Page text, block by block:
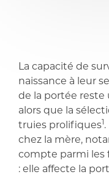
partager partager
La capacité de
naissance à leur
de la portée
alors que la
truies prolifiques1
chez la mère,
compte parmi les
: elle affecte la